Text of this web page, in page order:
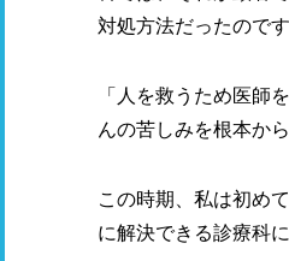
対処方法だったのです
「人を救うため医
んの苦しみを根本か
この時期、私は初め
に解決できる診療科